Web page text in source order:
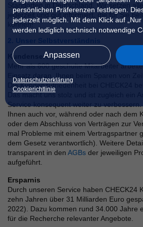
persönlichen Präferenzen festlegen.
jederzeit möglich. Mit dem Klick auf
werden lediglich technisch notwendige
Anpassen
Datenschutzerklärung
Cookierichtlinie
Standorten in Deutschland. Wir setzen
jederzeit und gut informiert, die für Sie
können!
Kundenservice
Mehr als 600 geschulte Mitarbeiter
Einsatz daran, Ihnen beim Sparen von
Die Kundenzufriedenheit bei CHECK24
Das macht uns stolz und ist zugleich ein
Service konsequent weiter zu verbessern.
Ihnen auch vor, während oder nach dem
oder dem Abschluss von Verträgen zur
mal Probleme mit einem Vertragspartner
dem Gesetz verantwortlich). Weitere
transparent in den AGBs der jeweiligen
aufgeführt.
Ersparnis
Durch unseren Service haben CHECK24
zehn Jahren über 31 Milliarden Euro
2022). Dazu kommen rund 34.000 Jahre
für die Recherche relevanter Angebote.